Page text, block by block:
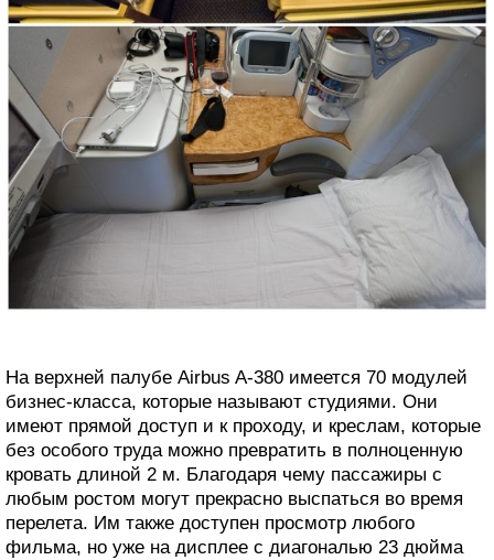
На верхней палубе Airbus A-380 имеется 70 модулей
бизнес-класса, которые называют студиями. Они
имеют прямой доступ и к проходу, и креслам, которые
без особого труда можно превратить в полноценную
кровать длиной 2 м. Благодаря чему пассажиры с
любым ростом могут прекрасно выспаться во время
перелета. Им также доступен просмотр любого
фильма, но уже на дисплее с диагональю 23 дюйма